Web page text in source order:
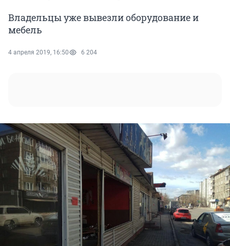
Владельцы уже вывезли оборудование и
мебель
4 апреля 2019, 16:50 6 204